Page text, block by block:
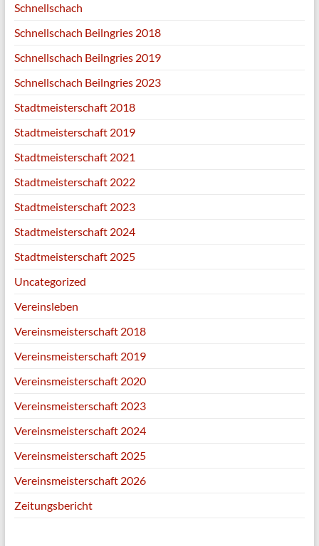
Schnellschach
Schnellschach Beilngries 2018
Schnellschach Beilngries 2019
Schnellschach Beilngries 2023
Stadtmeisterschaft 2018
Stadtmeisterschaft 2019
Stadtmeisterschaft 2021
Stadtmeisterschaft 2022
Stadtmeisterschaft 2023
Stadtmeisterschaft 2024
Stadtmeisterschaft 2025
Uncategorized
Vereinsleben
Vereinsmeisterschaft 2018
Vereinsmeisterschaft 2019
Vereinsmeisterschaft 2020
Vereinsmeisterschaft 2023
Vereinsmeisterschaft 2024
Vereinsmeisterschaft 2025
Vereinsmeisterschaft 2026
Zeitungsbericht